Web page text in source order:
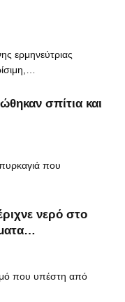
ερμηνεύτριας
σπίτια και
που
νερό στο
που υπέστη από